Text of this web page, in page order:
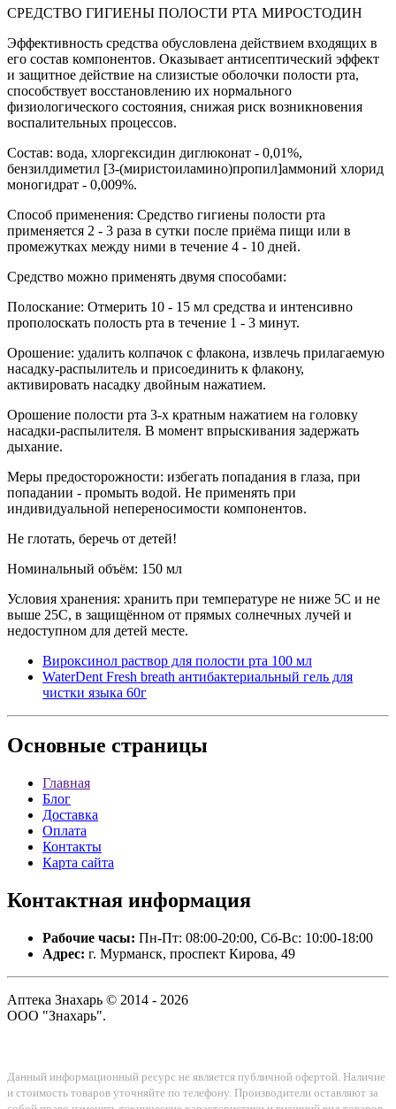
СРЕДСТВО ГИГИЕНЫ ПОЛОСТИ РТА МИРОСТОДИН
Эффективность средства обусловлена действием входящих в
его состав компонентов. Оказывает антисептический эффект
и защитное действие на слизистые оболочки полости рта,
способствует восстановлению их нормального
физиологического состояния, снижая риск возникновения
воспалительных процессов.
Состав: вода, хлоргексидин диглюконат - 0,01%,
бензилдиметил [3-(миристоиламино)пропил]аммоний хлорид
моногидрат - 0,009%.
Способ применения: Средство гигиены полости рта
применяется 2 - 3 раза в сутки после приёма пищи или в
промежутках между ними в течение 4 - 10 дней.
Средство можно применять двумя способами:
Полоскание: Отмерить 10 - 15 мл средства и интенсивно
прополоскать полость рта в течение 1 - 3 минут.
Орошение: удалить колпачок с флакона, извлечь прилагаемую
насадку-распылитель и присоединить к флакону,
активировать насадку двойным нажатием.
Орошение полости рта 3-х кратным нажатием на головку
насадки-распылителя. В момент впрыскивания задержать
дыхание.
Меры предосторожности: избегать попадания в глаза, при
попадании - промыть водой. Не применять при
индивидуальной непереносимости компонентов.
Не глотать, беречь от детей!
Номинальный объём: 150 мл
Условия хранения: хранить при температуре не ниже 5С и не
выше 25С, в защищённом от прямых солнечных лучей и
недоступном для детей месте.
Вироксинол раствор для полости рта 100 мл
WaterDent Fresh breath антибактериальный гель для
чистки языка 60г
Основные страницы
Главная
Блог
Доставка
Оплата
Контакты
Карта сайта
Контактная информация
Рабочие часы: Пн-Пт: 08:00-20:00, Сб-Вс: 10:00-18:00
Адрес: г. Мурманск, проспект Кирова, 49
Аптека Знахарь © 2014 - 2026
ООО "Знахарь".
Данный информационный ресурс не является публичной офертой. Наличие
и стоимость товаров уточняйте по телефону. Производители оставляют за